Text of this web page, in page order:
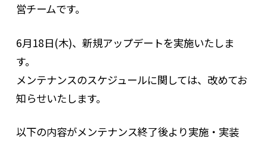
営チームです。
6月18日(木)、新規アップデートを実施いたしま
す。
メンテナンスのスケジュールに関しては、改めてお
知らせいたします。
以下の内容がメンテナンス終了後より実施・実装